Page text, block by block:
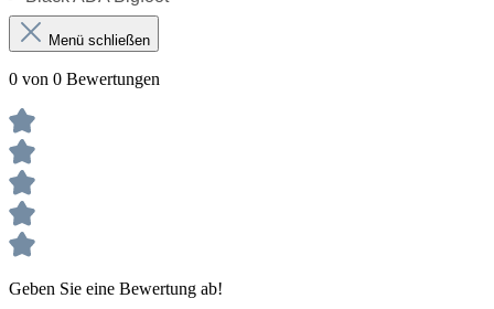
Menü schließen
0 von 0 Bewertungen
Geben Sie eine Bewertung ab!